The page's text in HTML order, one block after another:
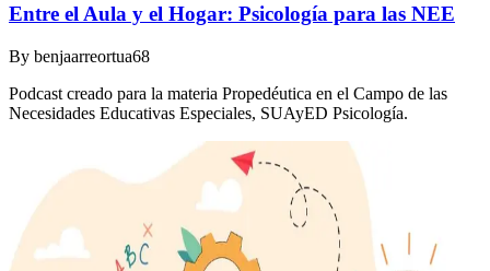
Entre el Aula y el Hogar: Psicología para las NEE
By benjaarreortua68
Podcast creado para la materia Propedéutica en el Campo de las
Necesidades Educativas Especiales, SUAyED Psicología.